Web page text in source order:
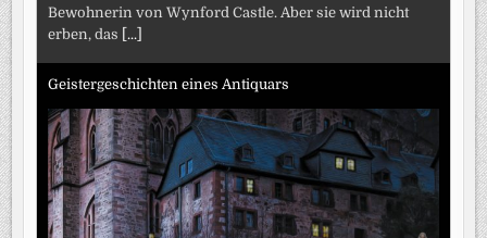
Bewohnerin von Wynford Castle. Aber sie wird nicht
erben, das [...]
Geistergeschichten eines Antiquars